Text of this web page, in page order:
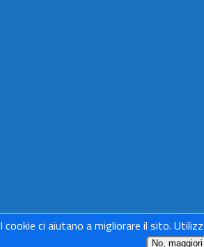
I cookie ci aiutano a migliorare il sito.
No,